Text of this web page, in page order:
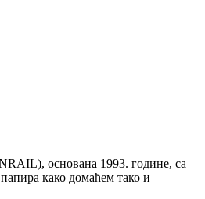
основана 1993. године, са
како домаћем тако и